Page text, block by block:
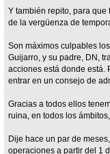
Y también repito, para
de la vergüenza de
Son máximos culpables
Guijarro, y su padre, DN,
acciones está donde está.
entrar en un consejo de
Gracias a todos ellos
ruina, en todos los
Dije hace un par de
operaciones a partir del 1